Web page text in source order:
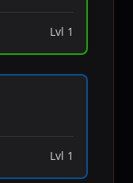
Lvl 1
Lvl 1